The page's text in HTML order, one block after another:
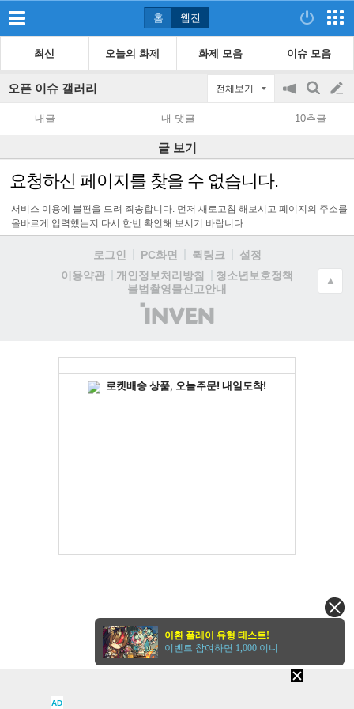
홈 웹진
최신 오늘의 화제 화제 모음 이슈 모음
오픈 이슈 갤러리 전체보기
공
지
on/off
검
색
글
쓰
기
내글 내 댓글 10추글
글 보기
요청하신 페이지를 찾을 수 없습니다.
서비스 이용에 불편을 드려 죄송합니다. 먼저 새로고침 해보시고 페이지의 주소를
올바르게 입력했는지 다시 한번 확인해 보시기 바랍니다.
로그인 PC화면 퀵링크
설정
이용약관
개인정보처리방침
청소년보호정책
불법촬영물신고안내
(주)
인
▲
AD
이환 플레이 유형 테스트!
이벤트 참여하면 1,000 이니